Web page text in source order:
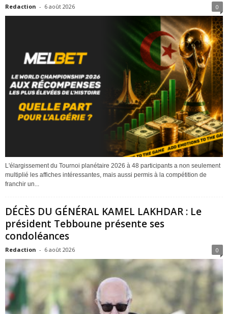
Redaction - 6 août 2026 0
L'élargissement du Tournoi planétaire 2026 à 48 participants a non seulement
multiplié les affiches intéressantes, mais aussi permis à la compétition de
franchir un...
DÉCÈS DU GÉNÉRAL KAMEL LAKHDAR : Le
président Tebboune présente ses
condoléances
Redaction - 6 août 2026 0